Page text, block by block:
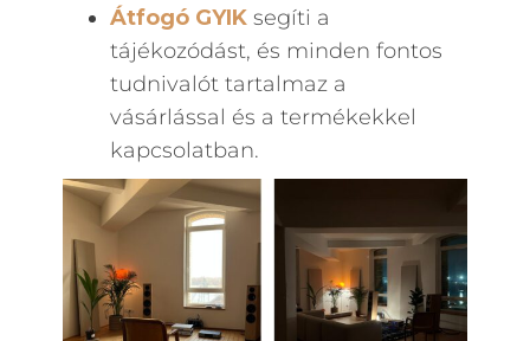
Átfogó GYIKsegíti a
tájékozódást, és minden fontos
tudnivalót tartalmaz a
vásárlással és a termékekkel
kapcsolatban.